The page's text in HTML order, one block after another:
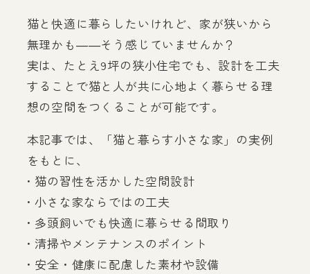
猫と快適に暮らしたいけれど、家が狭いから
無理かも――そう感じていませんか？
実は、たとえ9坪の狭小住宅でも、設計を工夫
することで猫と人が共に心地よく暮らせる理
想の空間をつくることが可能です。
本記事では、「猫と暮らす小さな家」の実例
をもとに、
• 猫の習性を活かした空間設計
• 小さな家ならではの工夫
• 多頭飼いでも快適に暮らせる間取り
• 清掃やメンテナンスのポイント
• 安全・健康に配慮した素材や設備